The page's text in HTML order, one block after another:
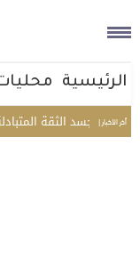
الرئيسية
أخر الأخبار |
تجسد الثقة المتبادلة